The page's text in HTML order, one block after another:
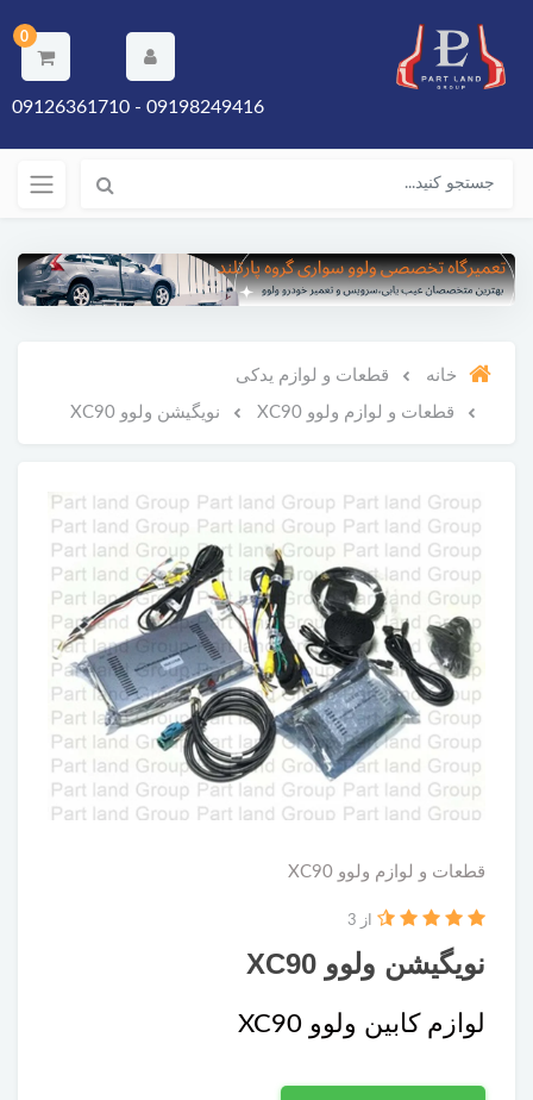
0
09198249416 - 09126361710
خانه قطعات و لوازم یدکی
قطعات و لوازم ولوو XC90 نویگیشن ولوو XC90
قطعات و لوازم ولوو XC90
نویگیشن ولوو XC90
از 3
لوازم کابین ولوو XC90